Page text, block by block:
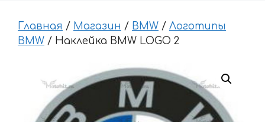
Главная / Магазин / BMW / Логотипы
BMW / Наклейка BMW LOGO 2